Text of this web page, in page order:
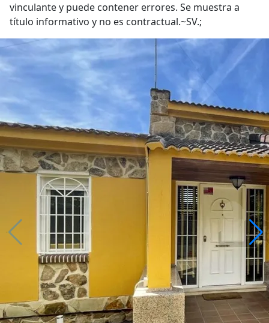
vinculante y puede contener errores. Se muestra a
título informativo y no es contractual.~SV.;